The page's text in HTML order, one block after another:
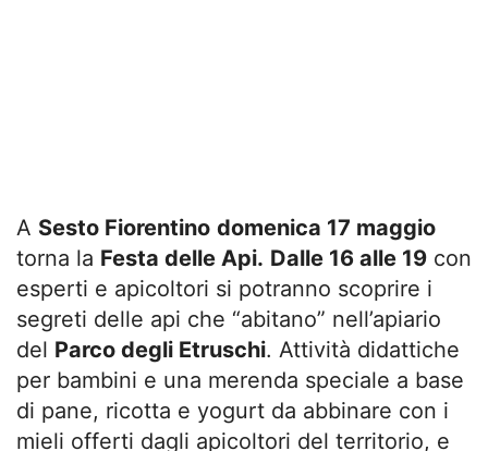
A Sesto Fiorentino domenica 17 maggio
torna la Festa delle Api. Dalle 16 alle 19 con
esperti e apicoltori si potranno scoprire i
segreti delle api che “abitano” nell’apiario
del Parco degli Etruschi. Attività didattiche
per bambini e una merenda speciale a base
di pane, ricotta e yogurt da abbinare con i
mieli offerti dagli apicoltori del territorio, e